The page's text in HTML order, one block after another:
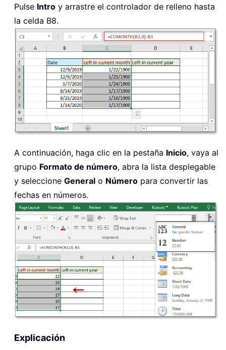
Pulse Intro y arrastre el controlador de relleno hasta
la celda B8.
A continuación, haga clic en la pestaña Inicio, vaya al
grupo Formato de número, abra la lista desplegable
y seleccione General o Número para convertir las
fechas en números.
Explicación